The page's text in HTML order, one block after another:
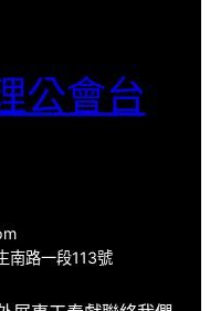
公會台
南路一段113號